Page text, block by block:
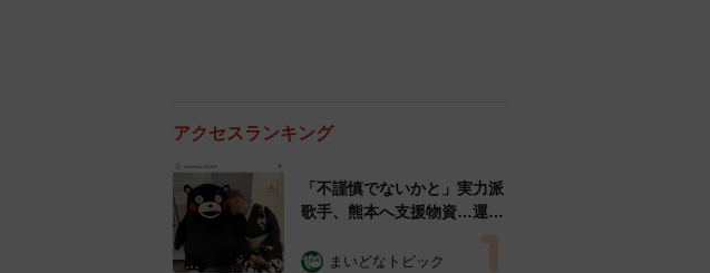
アクセスランキング
「不謹慎でないかと」実力派
歌手、熊本へ支援物資…運搬
めらい 「痛いほど伝わる」
まいどなトピック